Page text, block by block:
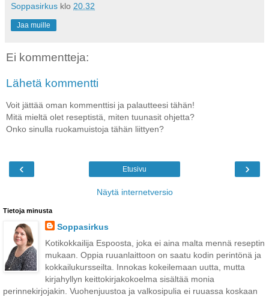
Soppasirkus klo 20.32
Jaa muille
Ei kommentteja:
Lähetä kommentti
Voit jättää oman kommenttisi ja palautteesi tähän!
Mitä mieltä olet reseptistä, miten tuunasit ohjetta?
Onko sinulla ruokamuistoja tähän liittyen?
‹ ›
Etusivu
Näytä internetversio
Tietoja minusta
Soppasirkus
Kotikokkailija Espoosta, joka ei aina malta mennä reseptin
mukaan. Oppia ruuanlaittoon on saatu kodin perintönä ja
kokkailukursseilta. Innokas kokeilemaan uutta, mutta
kirjahyllyn keittokirjakokoelma sisältää monia
perinnekirjojakin. Vuohenjuustoa ja valkosipulia ei ruuassa koskaan